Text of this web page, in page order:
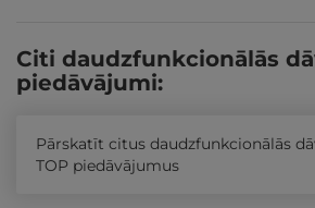
Citi daudzfunkcionālās
piedāvājumi:
Pārskatīt citus daudzfunkcionālās
TOP piedāvājumus